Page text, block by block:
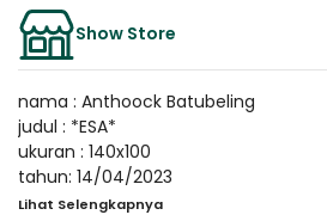
Show Store
nama : Anthoock
judul : *ESA*
ukuran : 140x100
tahun: 14/04/2023
Bahan/media : canvas & Aclirik
Lihat Selengkapnya